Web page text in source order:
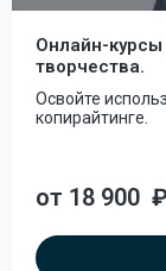
Онлайн-
творчества.
Освойте
копирайтинге.
от 18 900